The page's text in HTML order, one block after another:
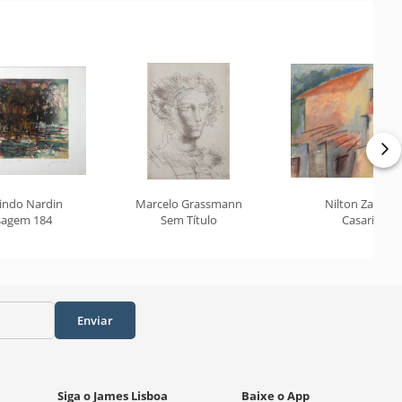
Nardin
184
Marcelo Grassmann
Sem Título
Nilton Zanotti
Casario
Enviar
Siga o James Lisboa Baixe o App